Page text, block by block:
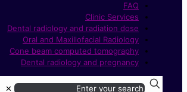
FAQ
Clinic Services
Dental radiology and radiation dose
Oral and Maxillofacial Radiology
Cone beam computed tomography
Dental radiology and pregnancy
✕